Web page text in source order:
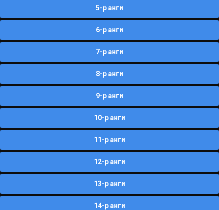
5-р анги
6-р анги
7-р анги
8-р анги
9-р анги
10-р анги
11-р анги
12-р анги
13-р анги
14-р анги